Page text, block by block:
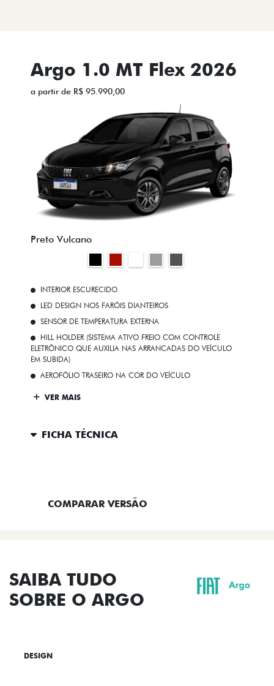
Argo 1.0 MT Flex 2026
a partir de R$ 95.990,00
Preto Vulcano
INTERIOR ESCURECIDO
LED DESIGN NOS FARÓIS DIANTEIROS
SENSOR DE TEMPERATURA EXTERNA
HILL HOLDER (SISTEMA ATIVO FREIO COM CONTROLE
ELETRÔNICO QUE AUXILIA NAS ARRANCADAS DO VEÍCULO
EM SUBIDA)
AEROFÓLIO TRASEIRO NA COR DO VEÍCULO
VER MAIS
FICHA TÉCNICA
COMPARAR VERSÃO
SAIBA TUDO
SOBRE O ARGO
DESIGN